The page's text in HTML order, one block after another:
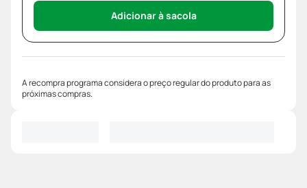
Adicionar à sacola
A recompra programa considera o preço regular do produto para as
próximas compras.